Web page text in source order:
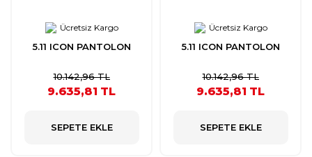
Ücretsiz Kargo
5.11 ICON PANTOLON
10.142,96 TL
9.635,81 TL
SEPETE EKLE
Ücretsiz Kargo
5.11 ICON PANTOLON
10.142,96 TL
9.635,81 TL
SEPETE EKLE